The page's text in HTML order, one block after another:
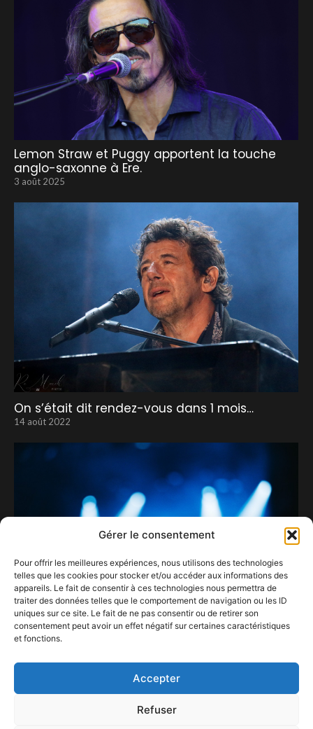
Gérer le consentement
Pour offrir les meilleures expériences, nous utilisons des technologies
telles que les cookies pour stocker et/ou accéder aux informations des
appareils. Le fait de consentir à ces technologies nous permettra de
traiter des données telles que le comportement de navigation ou les ID
uniques sur ce site. Le fait de ne pas consentir ou de retirer son
consentement peut avoir un effet négatif sur certaines caractéristiques
et fonctions.
Accepter
Refuser
Lemon Straw et Puggy apportent la touche
anglo-saxonne à Ere.
3 août 2025
On s’était dit rendez-vous dans 1 mois…
14 août 2022
14 juillet 2024